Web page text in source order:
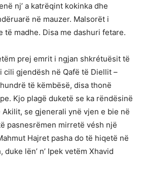
nj’ a katrëqint kokinka dhe
në mauzer. Malsorët i
të madhe. Disa me dashuri fetare.
prej emrit i ngjan shkrétuësit të
cili gjendësh në Qafë të Diellit –
të këmbësë, disa thonë
Kjo plagë duketë se ka rëndësinë
se gjenerali ynë vjen e bie në
pasnesrëmen mirretë vésh një
Hajret pasha do të hiqetë në
lën’ n’ Ipek vetëm Xhavid